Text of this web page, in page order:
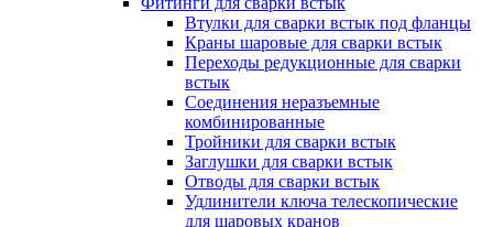
Втулки для сварки встык под фланцы
Краны шаровые для сварки встык
Переходы редукционные для сварки
встык
Соединения неразъемные
комбинированные
Тройники для сварки встык
Заглушки для сварки встык
Отводы для сварки встык
Удлинители ключа телескопические
для шаровых кранов